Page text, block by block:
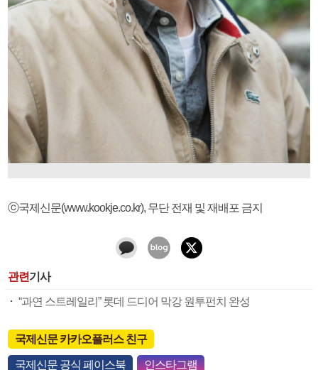
ⓒ국제신문(www.kookje.co.kr), 무단 전재 및 재배포 금지
관련기사
“과연 스트레일리” 롯데 드디어 막강 원투펀치 완성
국제신문 카카오플러스 친구
국제신문 공식 페이스북 인스타그램